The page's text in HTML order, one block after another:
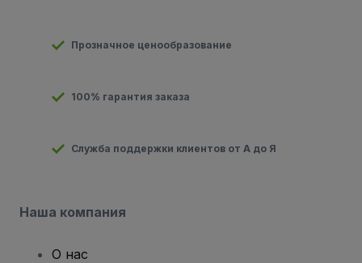
Прозначное ценообразование
100% гарантия заказа
Служба поддержки клиентов от А до Я
Наша компания
О нас